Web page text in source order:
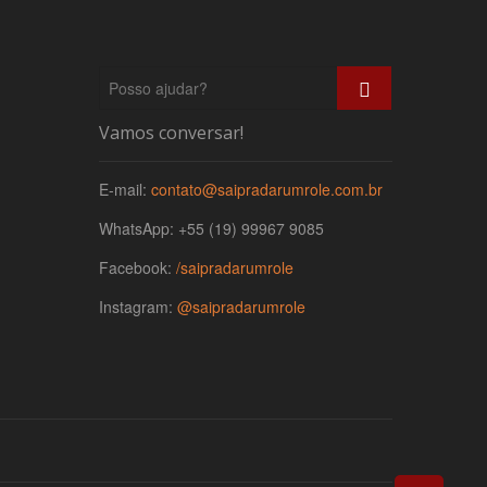
ajudar?
Vamos conversar!
E-mail: contato@saipradarumrole.com.br
WhatsApp: +55 (19) 99967 9085
Facebook: /saipradarumrole
Instagram: @saipradarumrole